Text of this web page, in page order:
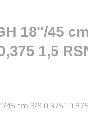
18''/45
1,5